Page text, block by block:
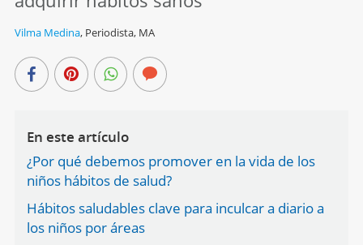
Vilma Medina, Periodista, MA
En este artículo
¿Por qué debemos promover en la vida de los
niños hábitos de salud?
Hábitos saludables clave para inculcar a diario a
los niños por áreas